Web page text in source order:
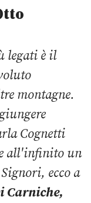
legati è il
montagne.
Cognetti
all'infinito un
ecco a
Carniche,